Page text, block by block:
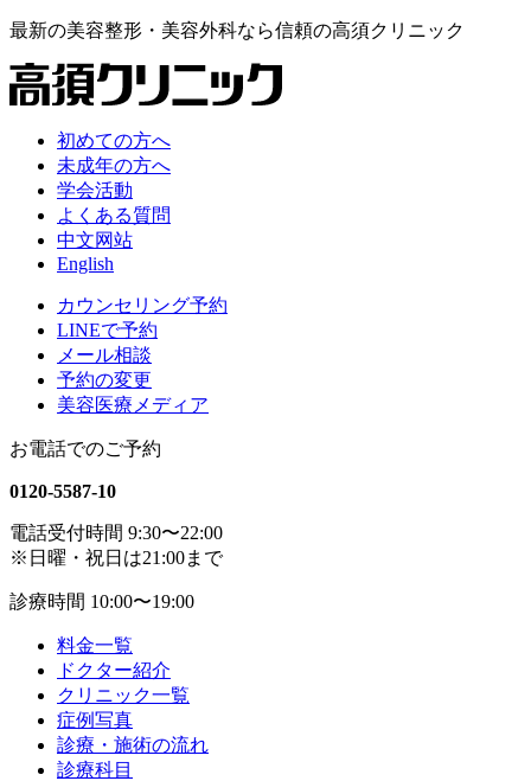
最新の美容整形・美容外科なら信頼の高須クリニック
初めての方へ
未成年の方へ
学会活動
よくある質問
中文网站
English
カウンセリング予約
LINEで予約
メール相談
予約の変更
美容医療メディア
お電話でのご予約
0120-5587-10
電話受付時間 9:30〜22:00
※日曜・祝日は21:00まで
診療時間 10:00〜19:00
料金一覧
ドクター紹介
クリニック一覧
症例写真
診療・施術の流れ
診療科目